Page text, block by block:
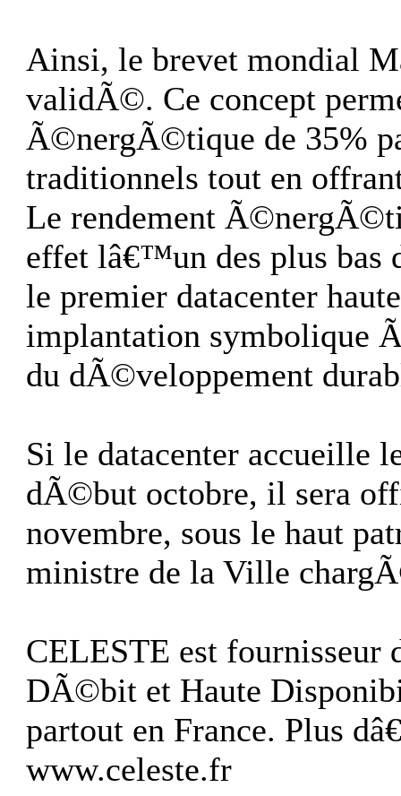
Ainsi, le brevet mondial
validÃ©. Ce concept
Ã©nergÃ©tique de 35%
traditionnels tout en
Le rendement
effet lâ€™un des plus bas
le premier datacenter
implantation symbolique
du dÃ©veloppement
Si le datacenter accueille
dÃ©but octobre, il sera
novembre, sous le haut
ministre de la Ville
CELESTE est
DÃ©bit et Haute
partout en France. Plus
www.celeste.fr